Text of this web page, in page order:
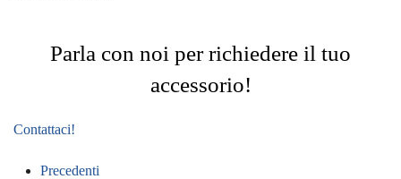
Parla con noi per richiedere il tuo
accessorio!
Contattaci!
Precedenti